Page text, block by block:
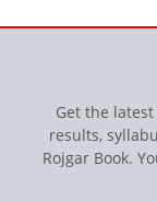
Get the
results,
Rojgar Book.